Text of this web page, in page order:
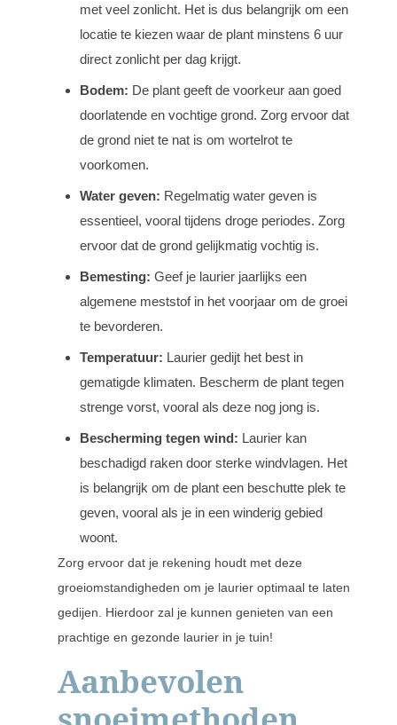
met veel zonlicht. Het is dus belangrijk om een
locatie te kiezen waar de plant minstens 6 uur
direct zonlicht per dag krijgt.
Bodem: De plant geeft de voorkeur aan goed
doorlatende en vochtige grond. Zorg ervoor dat
de grond niet te nat is om wortelrot te
voorkomen.
Water geven: Regelmatig water geven is
essentieel, vooral tijdens droge periodes. Zorg
ervoor dat de grond gelijkmatig vochtig is.
Bemesting: Geef je laurier jaarlijks een
algemene meststof in het voorjaar om de groei
te bevorderen.
Temperatuur: Laurier gedijt het best in
gematigde klimaten. Bescherm de plant tegen
strenge vorst, vooral als deze nog jong is.
Bescherming tegen wind: Laurier kan
beschadigd raken door sterke windvlagen. Het
is belangrijk om de plant een beschutte plek te
geven, vooral als je in een winderig gebied
woont.
Zorg ervoor dat je rekening houdt met deze
groeiomstandigheden om je laurier optimaal te laten
gedijen. Hierdoor zal je kunnen genieten van een
prachtige en gezonde laurier in je tuin!
Aanbevolen